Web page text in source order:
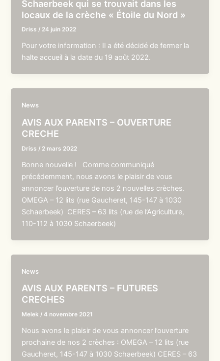
Schaerbeek qui se trouvait dans les
locaux de la crèche « Étoile du Nord »
Driss / 24 juin 2022
Pour votre information : Il a été décidé de fermer la
halte accueil à la date du 19 août 2022.
News
AVIS AUX PARENTS – OUVERTURE
CRECHE
Driss / 2 mars 2022
Bonne nouvelle ! Comme communiqué
précédemment, nous avons le plaisir de vous
annoncer l’ouverture de nos 2 nouvelles crèches.
OMEGA – 12 lits (rue Gaucheret, 145-147 à 1030
Schaerbeek) CERES – 63 lits (rue de l’Agriculture,
110-112 à 1030 Schaerbeek)
News
AVIS AUX PARENTS – FUTURES
CRECHES
Melek /4 novembre 2021
Nous avons le plaisir de vous annoncer l’ouverture
prochaine de nos 2 crèches : OMEGA – 12 lits (rue
Gaucheret, 145-147 à 1030 Schaerbeek) CERES – 63